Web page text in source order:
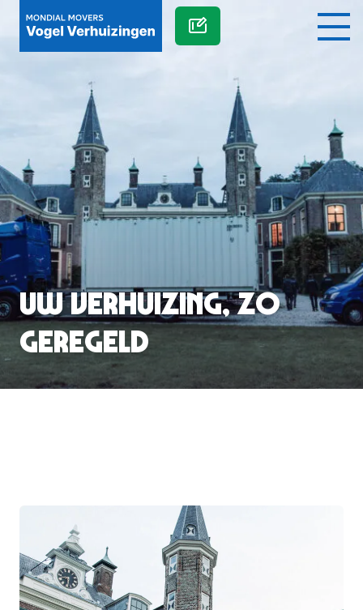
Uw verhuizing, zo
geregeld